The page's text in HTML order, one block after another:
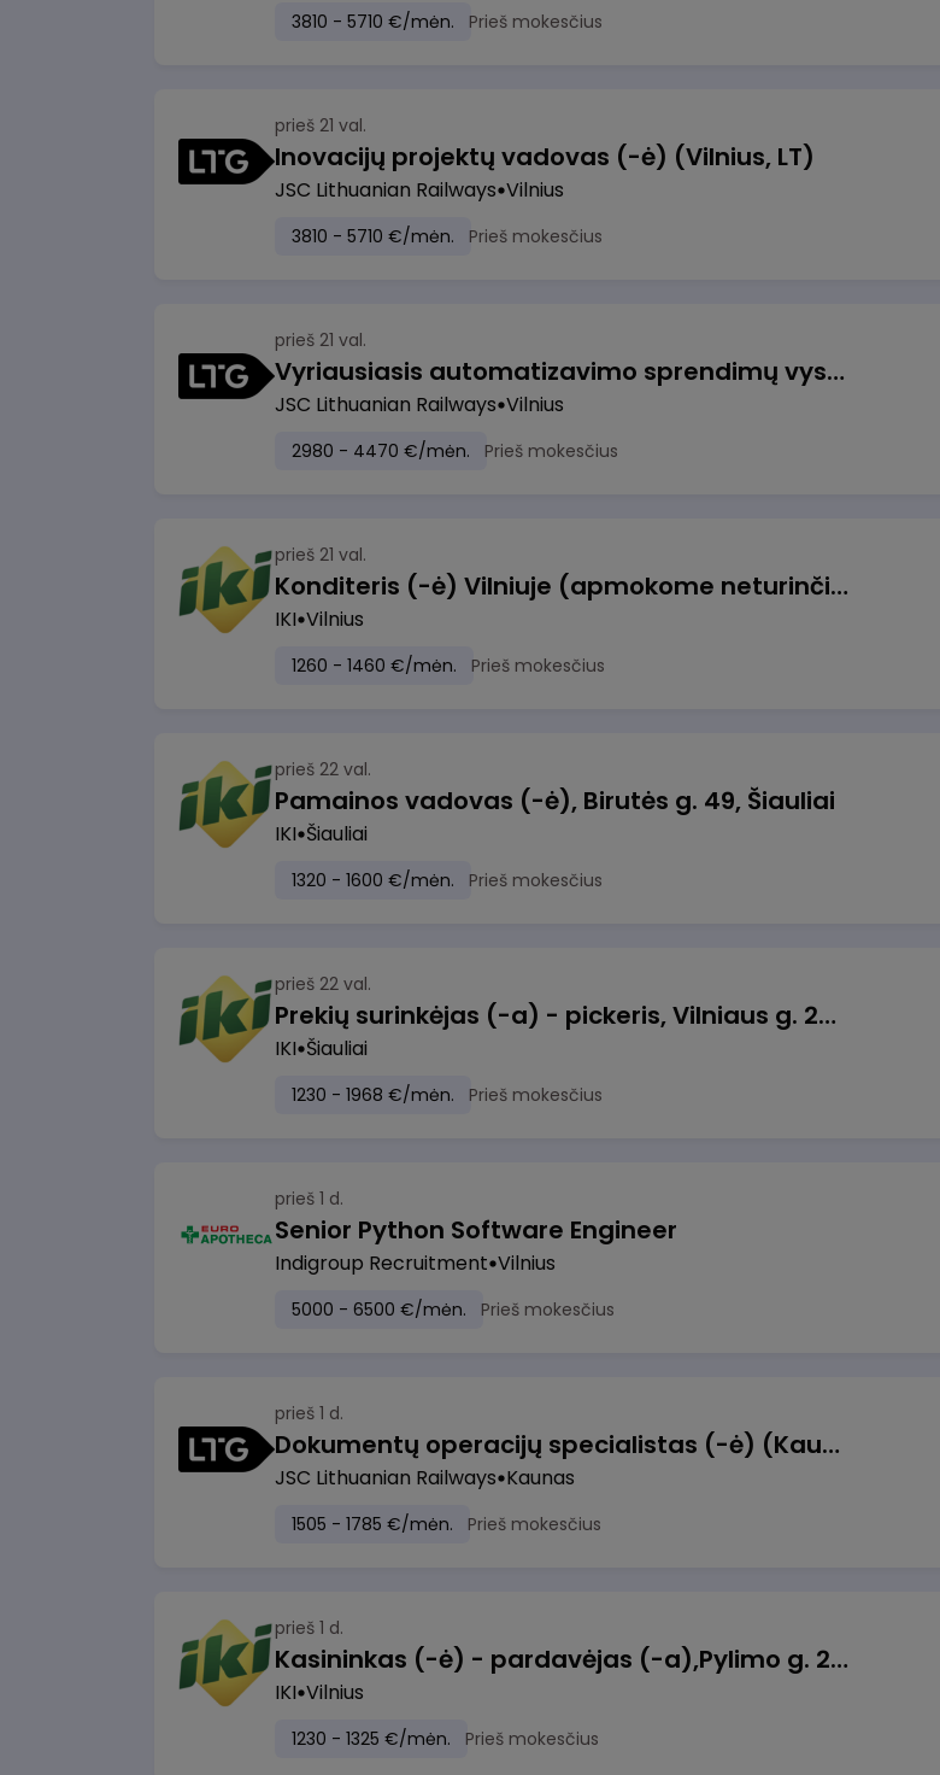
3810 - 5710 €/mėn. Prieš mokesčius
prieš 21 val.
Inovacijų projektų vadovas (-ė) (Vilnius, LT)
JSC Lithuanian Railways Vilnius
3810 - 5710 €/mėn. Prieš mokesčius
prieš 21 val.
Vyriausiasis automatizavimo sprendimų vystytojas (-a) (Vilnius, LT)
JSC Lithuanian Railways Vilnius
2980 - 4470 €/mėn. Prieš mokesčius
prieš 21 val.
Konditeris (-ė) Vilniuje (apmokome neturinčius patirties)
IKI Vilnius
1260 - 1460 €/mėn. Prieš mokesčius
prieš 22 val.
Pamainos vadovas (-ė), Birutės g. 49, Šiauliai
IKI Šiauliai
1320 - 1600 €/mėn. Prieš mokesčius
prieš 22 val.
Prekių surinkėjas (-a) - pickeris, Vilniaus g. 220 - 1, Šiauliai
IKI Šiauliai
1230 - 1968 €/mėn. Prieš mokesčius
prieš 1 d.
Senior Python Software Engineer
Indigroup Recruitment Vilnius
5000 - 6500 €/mėn. Prieš mokesčius
prieš 1 d.
Dokumentų operacijų specialistas (-ė) (Kaunas) (Kaunas, LT)
JSC Lithuanian Railways Kaunas
1505 - 1785 €/mėn. Prieš mokesčius
prieš 1 d.
Kasininkas (-ė) - pardavėjas (-a),Pylimo g. 21, Vilnius
IKI Vilnius
1230 - 1325 €/mėn. Prieš mokesčius